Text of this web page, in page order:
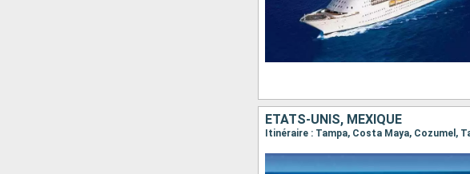
ÉTATS-UNIS, MEXIQUE
Itinéraire : Tampa, Costa Maya, Cozumel,